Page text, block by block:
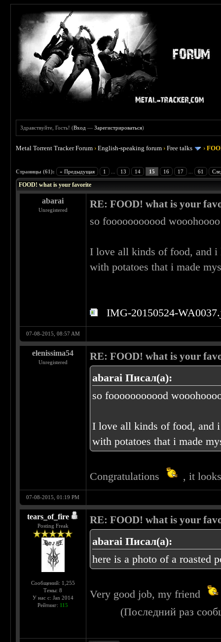
Здравствуйте, Гость! (Вход —Зарегистрироваться)
Metal Torrent Tracker Forum ›English-speaking forum ›Free talks ›
Страницы (61): « Предыдущая 1 13 14 15 16 17 61
FOOD! what is your favorite
abarai
Unregistered
RE: FOOD! what is your
so fooooooooood
I love all kinds of food, and i
with potatoes that i made
IMG-20150524-
07-08-2015, 08:57 AM
elenissima54
Unregistered
RE: FOOD! what is your
abarai Писал(а):
so fooooooooood
I love all kinds of food, and
with potatoes that i made
Congratulations , it
07-08-2015, 01:19 PM
tears_of_fire
Posting Freak
Сообщений: 1,255
Темы: 8
У нас с: Jan 2014
Рейтинг: 115
RE: FOOD! what is your
abarai Писал(а):
here is a photo of a roasted
Very good job, my friend
(Последний раз